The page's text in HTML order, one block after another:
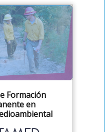
Formación
en